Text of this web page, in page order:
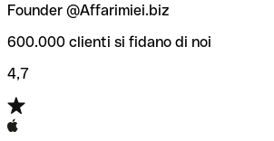
Founder @Affarimiei.biz
600.000 clienti si fidano di noi
4,7